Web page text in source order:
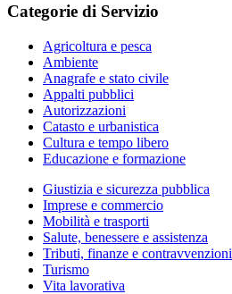
Categorie di Servizio
Agricoltura e pesca
Ambiente
Anagrafe e stato civile
Appalti pubblici
Autorizzazioni
Catasto e urbanistica
Cultura e tempo libero
Educazione e formazione
Giustizia e sicurezza pubblica
Imprese e commercio
Mobilità e trasporti
Salute, benessere e assistenza
Tributi, finanze e contravvenzioni
Turismo
Vita lavorativa